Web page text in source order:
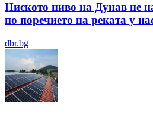
Ниското ниво на Дунав не
по поречието на реката у
dbr.bg